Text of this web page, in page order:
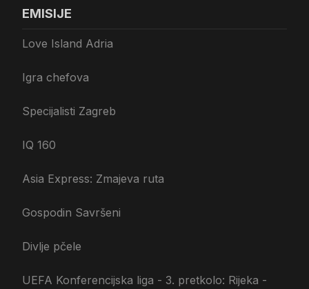
EMISIJE
Love Island Adria
Igra chefova
Specijalisti Zagreb
IQ 160
Asia Express: Zmajeva ruta
Gospodin Savršeni
Divlje pčele
UEFA Konferencijska liga - 3. pretkolo: Rijeka -